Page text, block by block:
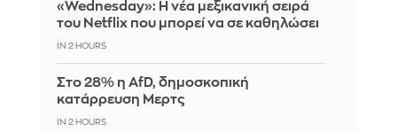
«Wednesday»: Η νέα μεξικανική σειρά
του Netflix που μπορεί να σε καθηλώσει
IN 2 HOURS
Στο 28% η AfD, δημοσκοπική
κατάρρευση Μερτς
IN 2 HOURS